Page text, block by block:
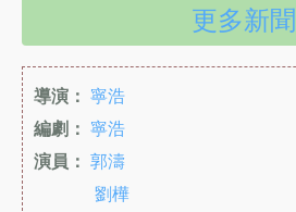
更多新聞
導演： 寧浩
編劇： 寧浩
演員： 郭濤
劉樺